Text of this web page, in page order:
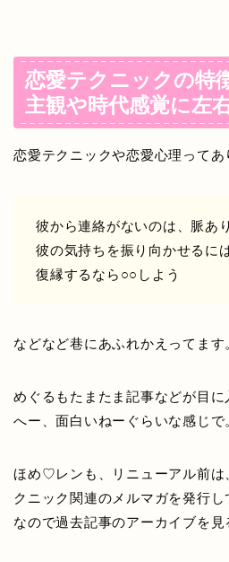
恋愛テクニックの特
主観や時代感覚に左
恋愛テクニックや恋愛心理ってあ
彼から連絡がないのは、脈あ
彼の気持ちを振り向かせるに
復縁するなら○○しよう
などなど巷にあふれかえってます
めぐるもたまたま記事などが目に
へー、面白いねーぐらいな感じで
ほめ♡レンも、リニューアル前は
クニック関連のメルマガを発行し
なので過去記事のアーカイブを見